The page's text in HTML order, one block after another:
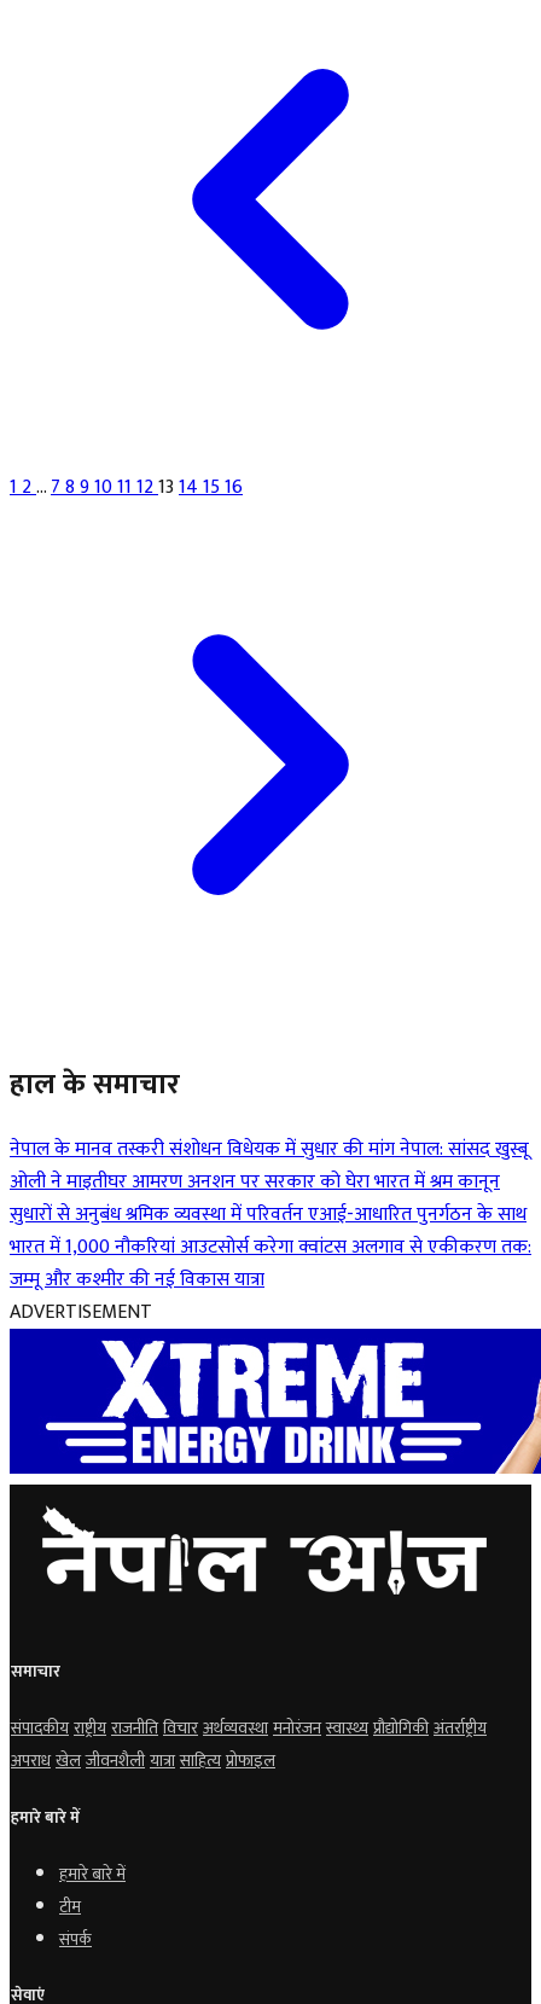
12...78910111213141516
हाल के समाचार
नेपाल के मानव तस्करी संशोधन विधेयक में सुधार की मांगनेपाल: सांसद खुस्बू
ओली ने माइतीघर आमरण अनशन पर सरकार को घेराभारत में श्रम कानून
सुधारों से अनुबंध श्रमिक व्यवस्था में परिवर्तनएआई-आधारित पुनर्गठन के साथ
भारत में 1,000 नौकरियां आउटसोर्स करेगा क्वांटसअलगाव से एकीकरण तक:
जम्मू और कश्मीर की नई विकास यात्रा
ADVERTISEMENT
समाचार
संपादकीयराष्ट्रीयराजनीतिविचारअर्थव्यवस्थामनोरंजनस्वास्थ्यप्रौद्योगिकीअंतर्राष्ट्रीय
अपराधखेलजीवनशैलीयात्रासाहित्यप्रोफाइल
हमारे बारे में
हमारे बारे में
टीम
संपर्क
सेवाएं